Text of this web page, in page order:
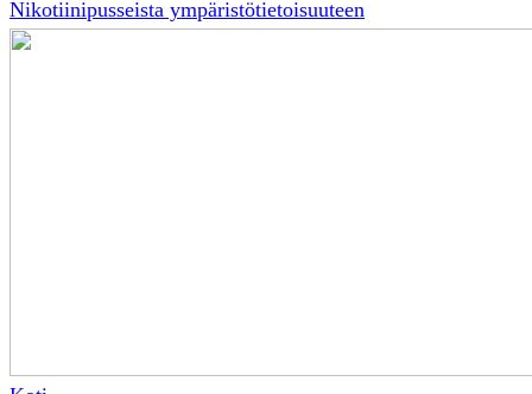
Nikotiinipusseista ympäristötietoisuuteen